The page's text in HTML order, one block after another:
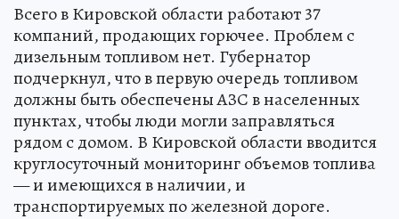
Всего в Кировской области работают 37
компаний, продающих горючее. Проблем с
дизельным топливом нет. Губернатор
подчеркнул, что в первую очередь топливом
должны быть обеспечены АЗС в населенных
пунктах, чтобы люди могли заправляться
рядом с домом. В Кировской области вводится
круглосуточный мониторинг объемов топлива
— и имеющихся в наличии, и
транспортируемых по железной дороге.